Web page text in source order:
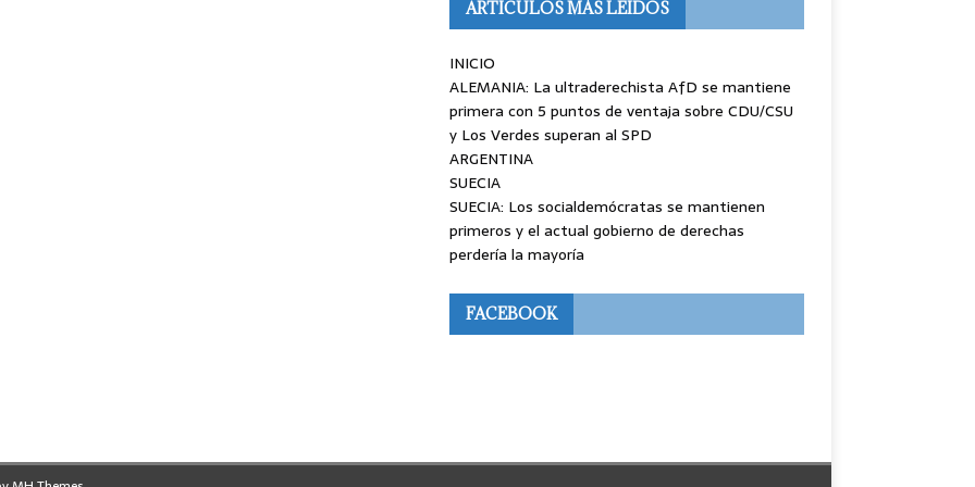
ARTÍCULOS MÁS LEÍDOS
INICIO
ALEMANIA: La ultraderechista AfD se mantiene
primera con 5 puntos de ventaja sobre CDU/CSU
y Los Verdes superan al SPD
ARGENTINA
SUECIA
SUECIA: Los socialdemócratas se mantienen
primeros y el actual gobierno de derechas
perdería la mayoría
FACEBOOK